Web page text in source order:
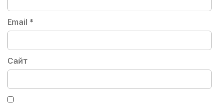
Email *
Сайт